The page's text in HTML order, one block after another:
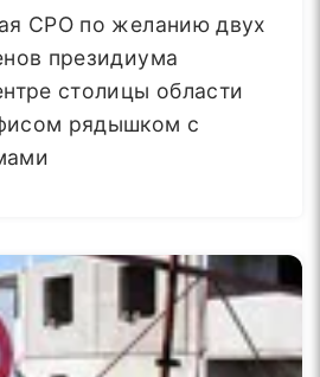
СРО по желанию двух
президиума
столицы области
рядышком с